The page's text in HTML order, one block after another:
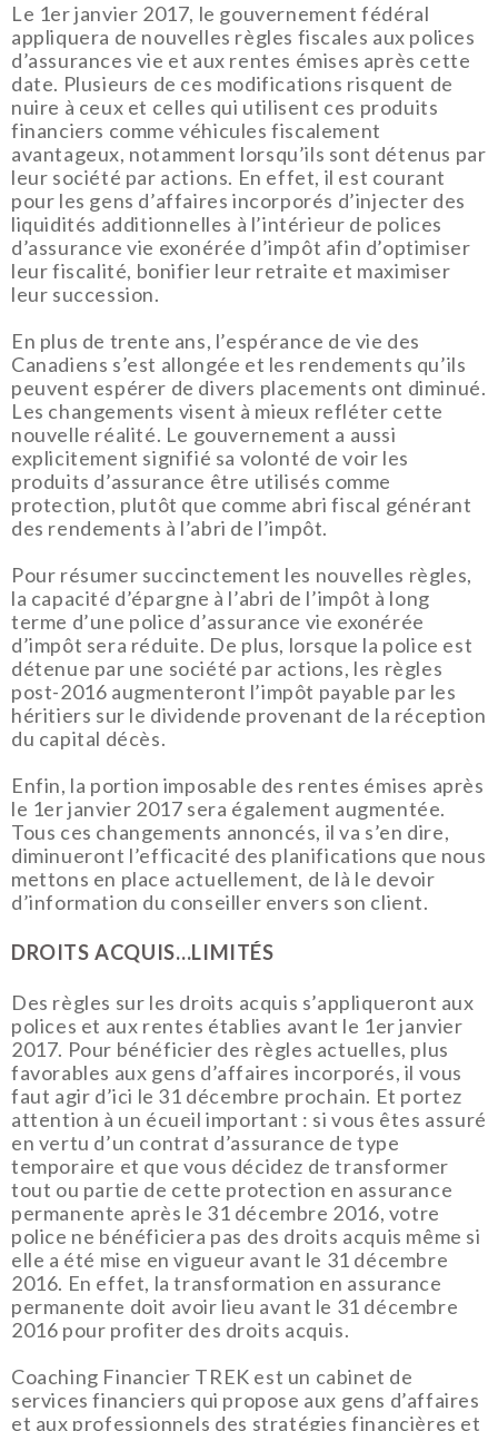
Le 1er janvier 2017, le gouvernement fédéral
appliquera de nouvelles règles fiscales aux polices
d’assurances vie et aux rentes émises après cette
date. Plusieurs de ces modifications risquent de
nuire à ceux et celles qui utilisent ces produits
financiers comme véhicules fiscalement
avantageux, notamment lorsqu’ils sont détenus par
leur société par actions. En effet, il est courant
pour les gens d’affaires incorporés d’injecter des
liquidités additionnelles à l’intérieur de polices
d’assurance vie exonérée d’impôt afin d’optimiser
leur fiscalité, bonifier leur retraite et maximiser
leur succession.
En plus de trente ans, l’espérance de vie des
Canadiens s’est allongée et les rendements qu’ils
peuvent espérer de divers placements ont diminué.
Les changements visent à mieux refléter cette
nouvelle réalité. Le gouvernement a aussi
explicitement signifié sa volonté de voir les
produits d’assurance être utilisés comme
protection, plutôt que comme abri fiscal générant
des rendements à l’abri de l’impôt.
Pour résumer succinctement les nouvelles règles,
la capacité d’épargne à l’abri de l’impôt à long
terme d’une police d’assurance vie exonérée
d’impôt sera réduite. De plus, lorsque la police est
détenue par une société par actions, les règles
post-2016 augmenteront l’impôt payable par les
héritiers sur le dividende provenant de la réception
du capital décès.
Enfin, la portion imposable des rentes émises après
le 1er janvier 2017 sera également augmentée.
Tous ces changements annoncés, il va s’en dire,
diminueront l’efficacité des planifications que nous
mettons en place actuellement, de là le devoir
d’information du conseiller envers son client.
DROITS ACQUIS…LIMITÉS
Des règles sur les droits acquis s’appliqueront aux
polices et aux rentes établies avant le 1er janvier
2017. Pour bénéficier des règles actuelles, plus
favorables aux gens d’affaires incorporés, il vous
faut agir d’ici le 31 décembre prochain. Et portez
attention à un écueil important : si vous êtes assuré
en vertu d’un contrat d’assurance de type
temporaire et que vous décidez de transformer
tout ou partie de cette protection en assurance
permanente après le 31 décembre 2016, votre
police ne bénéficiera pas des droits acquis même si
elle a été mise en vigueur avant le 31 décembre
2016. En effet, la transformation en assurance
permanente doit avoir lieu avant le 31 décembre
2016 pour profiter des droits acquis.
Coaching Financier TREK est un cabinet de
services financiers qui propose aux gens d’affaires
et aux professionnels des stratégies financières et